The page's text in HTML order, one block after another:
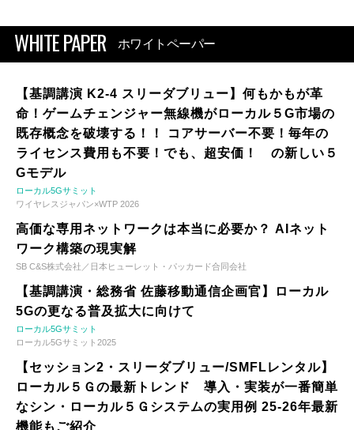
WHITE PAPER ホワイトペーパー
【基調講演 K2-4 スリーダブリュー】何もかもが革
命！ゲームチェンジャー無線機がローカル５G市場の
既存概念を破壊する！！ コアサーバー不要！毎年の
ライセンス費用も不要！でも、超安価！ の新しい５
Gモデル
ローカル5Gサミット
ワイヤレスジャパン×WTP 2026
高価な専用ネットワークは本当に必要か？ AIネット
ワーク構築の現実解
SB C&S株式会社／日本ヒューレット・パッカード合同会社
【基調講演・総務省 佐藤移動通信企画官】ローカル
5Gの更なる普及拡大に向けて
ローカル5Gサミット
ローカル5Gサミット2025
【セッション2・スリーダブリュー/SMFLレンタル】
ローカル５Ｇの最新トレンド 導入・実装が一番簡単
なシン・ローカル５Ｇシステムの実用例 25-26年最新
機能もご紹介